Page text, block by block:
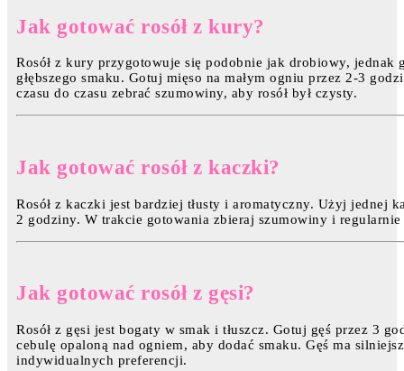
Jak gotować rosół z kury?
Rosół z kury przygotowuje się podobnie jak drobiowy, jednak
głębszego smaku. Gotuj mięso na małym ogniu przez 2-3
czasu do czasu zebrać szumowiny, aby rosół był czysty.
Jak gotować rosół z kaczki?
Rosół z kaczki jest bardziej tłusty i aromatyczny. Użyj jednej
2 godziny. W trakcie gotowania zbieraj szumowiny i
Jak gotować rosół z gęsi?
Rosół z gęsi jest bogaty w smak i tłuszcz. Gotuj gęś przez 3
cebulę opaloną nad ogniem, aby dodać smaku. Gęś ma
indywidualnych preferencji.